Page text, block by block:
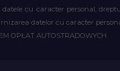
cu caracter personal,
datelor cu caracter
OPŁAT AUTOSTRADOWYCH